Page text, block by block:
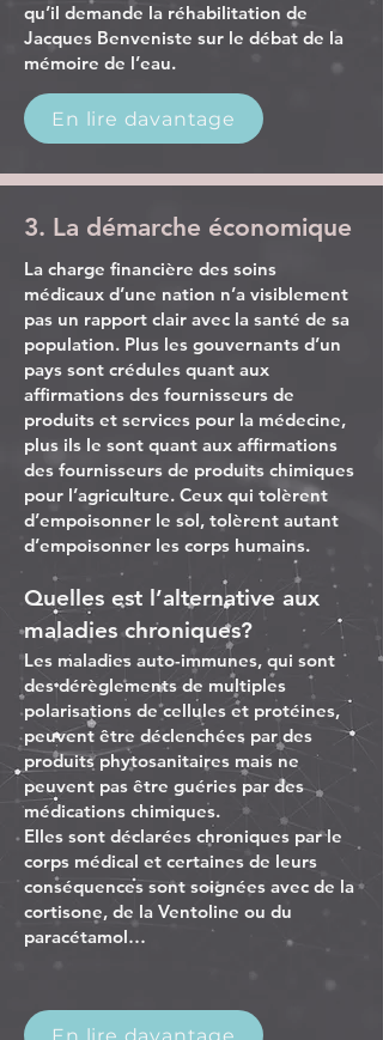
qu’il demande la réhabilitation de
Jacques Benveniste sur le débat de la
mémoire de l’eau.
En lire davantage
3. La démarche économique
La charge financière des soins
médicaux d’une nation n’a visiblement
pas un rapport clair avec la santé de sa
population. Plus les gouvernants d’un
pays sont crédules quant aux
affirmations des fournisseurs de
produits et services pour la médecine,
plus ils le sont quant aux affirmations
des fournisseurs de produits chimiques
pour l’agriculture. Ceux qui tolèrent
d’empoisonner le sol, tolèrent autant
d’empoisonner les corps humains.
Quelles est l’alternative aux
maladies chroniques?
Les maladies auto-immunes, qui sont
des dérèglements de multiples
polarisations de cellules et protéines,
peuvent être déclenchées par des
produits phytosanitaires mais ne
peuvent pas être guéries par des
médications chimiques.
Elles sont déclarées chroniques par le
corps médical et certaines de leurs
conséquences sont soignées avec de la
cortisone, de la Ventoline ou du
paracétamol…
En lire davantage